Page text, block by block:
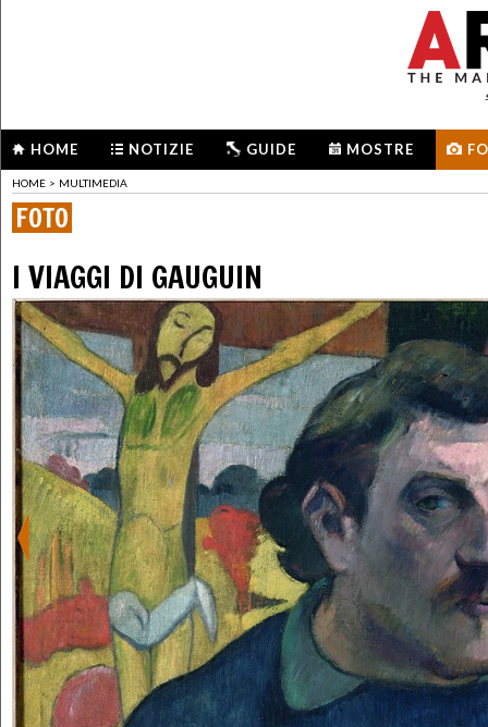
HOME NOTIZIE GUIDE MOSTRE
HOME > MULTIMEDIA
FOTO
I VIAGGI DI GAUGUIN